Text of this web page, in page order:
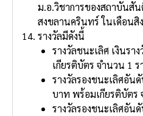
ม.อ.วิชาการของสถาบันสั
สงขลานครินทร์ ในเดือนสิ
รางวัลมีดังนี้
รางวัลชนะเลิศ เงินรา
เกียรติบัตร จํานวน 1 ร
รางวัลรองชนะเลิศอัน
บาท พร้อมเกียรติบัตร
รางวัลรองชนะเลิศอัน